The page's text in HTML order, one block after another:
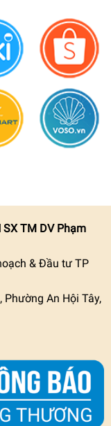
TM DV Phạm
& Đầu tư TP
An Hội Tây,